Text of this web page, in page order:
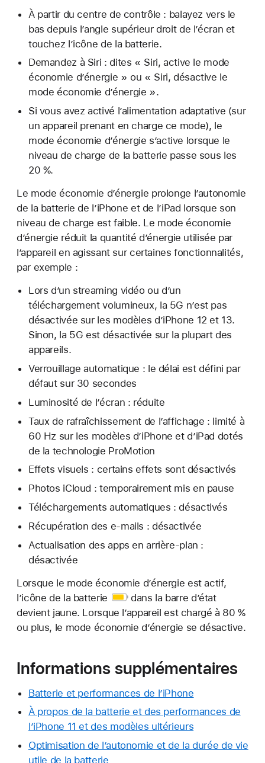
À partir du centre de contrôle : balayez vers le
bas depuis l’angle supérieur droit de l’écran et
touchez l’icône de la batterie.
Demandez à Siri : dites « Siri, active le mode
économie d’énergie » ou « Siri, désactive le
mode économie d’énergie ».
Si vous avez activé l’alimentation adaptative (sur
un appareil prenant en charge ce mode), le
mode économie d’énergie s’active lorsque le
niveau de charge de la batterie passe sous les
20 %.
Le mode économie d’énergie prolonge l’autonomie
de la batterie de l’iPhone et de l’iPad lorsque son
niveau de charge est faible. Le mode économie
d’énergie réduit la quantité d’énergie utilisée par
l’appareil en agissant sur certaines fonctionnalités,
par exemple :
Lors d’un streaming vidéo ou d’un
téléchargement volumineux, la 5G n’est pas
désactivée sur les modèles d’iPhone 12 et 13.
Sinon, la 5G est désactivée sur la plupart des
appareils.
Verrouillage automatique : le délai est défini par
défaut sur 30 secondes
Luminosité de l’écran : réduite
Taux de rafraîchissement de l’affichage : limité à
60 Hz sur les modèles d’iPhone et d’iPad dotés
de la technologie ProMotion
Effets visuels : certains effets sont désactivés
Photos iCloud : temporairement mis en pause
Téléchargements automatiques : désactivés
Récupération des e-mails : désactivée
Actualisation des apps en arrière-plan :
désactivée
Lorsque le mode économie d’énergie est actif,
l’icône de la batterie
dans la barre d’état
devient jaune. Lorsque l’appareil est chargé à 80 %
ou plus, le mode économie d’énergie se désactive.
Informations supplémentaires
Batterie et performances de l’iPhone
À propos de la batterie et des performances de
l’iPhone 11 et des modèles ultérieurs
Optimisation de l’autonomie et de la durée de vie
utile de la batterie